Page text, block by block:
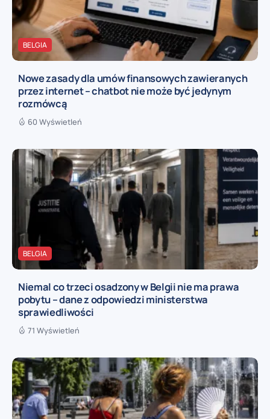
BELGIA
Nowe zasady dla umów finansowych zawieranych
przez internet – chatbot nie może być jedynym
rozmówcą
60 Wyświetleń
BELGIA
Niemal co trzeci osadzony w Belgii nie ma prawa
pobytu – dane z odpowiedzi ministerstwa
sprawiedliwości
71 Wyświetleń